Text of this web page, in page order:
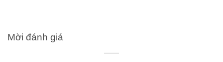
Mời đánh giá